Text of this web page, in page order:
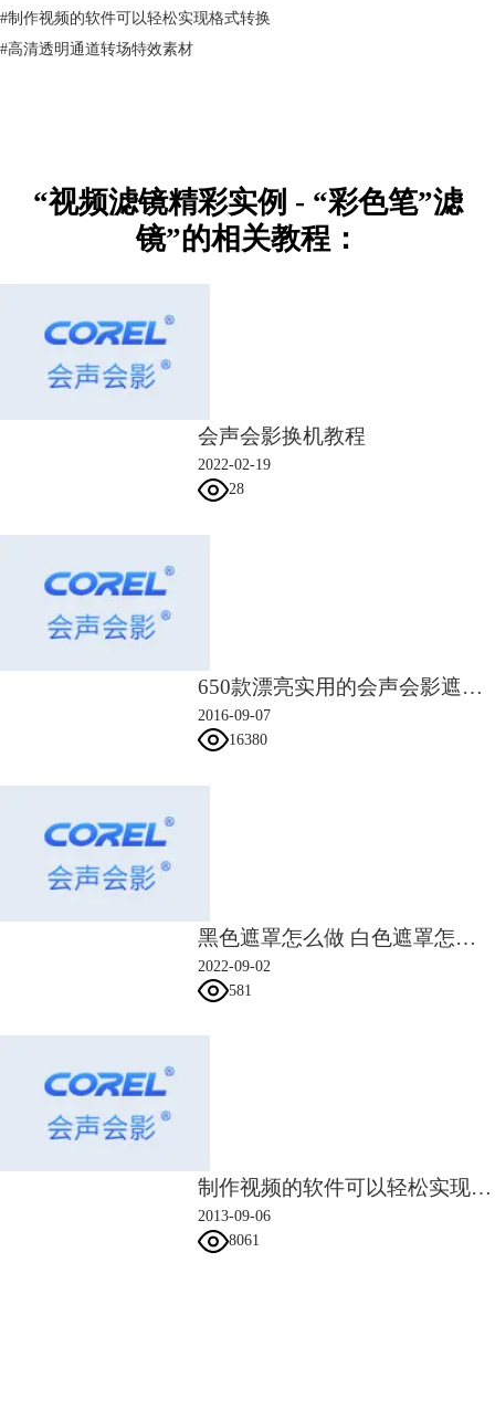
五、单击第二个关键帧，设置“程度”参数为70，单击“确定”完成设置。
六、返回会声会影编辑器，单击导览面板中的“播放”按钮，即可预览添
#制作视频的软件可以轻松实现格式转换
#高清透明通道转场特效素材
“视频滤镜精彩实例 - “彩色笔”滤
镜”的相关教程：
会声会影换机教程
2022-02-19
28
650款漂亮实用的会声会影遮罩素材
2016-09-07
16380
黑色遮罩怎么做 白色遮罩怎么做
2022-09-02
581
制作视频的软件可以轻松实现格式转换
2013-09-06
8061